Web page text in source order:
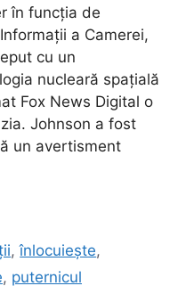
în funcția de
a Camerei,
cu un
nucleară spațială
Fox News Digital o
Johnson a fost
un avertisment
,înlocuiește,
, puternicul